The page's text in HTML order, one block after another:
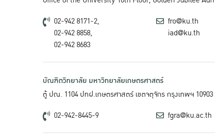
02-942 8171-2,
02-942 8858,
02-942 8683
fro@ku.th
iad@ku.th
บัณฑิตวิทยาลัย มหาวิทยาลัยเกษตรศาสตร์
ตู้ ปณ. 1104 ปทฝ.เกษตรศาสตร์ เขตจตุจักร กรุงเทพฯ 10903
02-942-8445-9
fgra@ku.ac.th